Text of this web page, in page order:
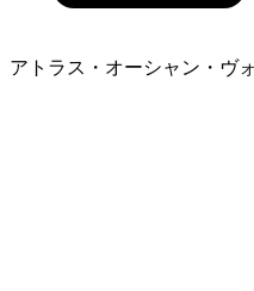
アトラス・オーシャン・ヴ